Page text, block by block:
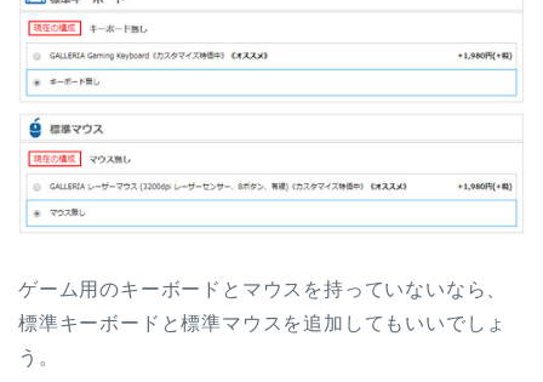
ゲーム用のキーボードとマウスを持っていないなら、
標準キーボードと標準マウスを追加してもいいでしょ
う。